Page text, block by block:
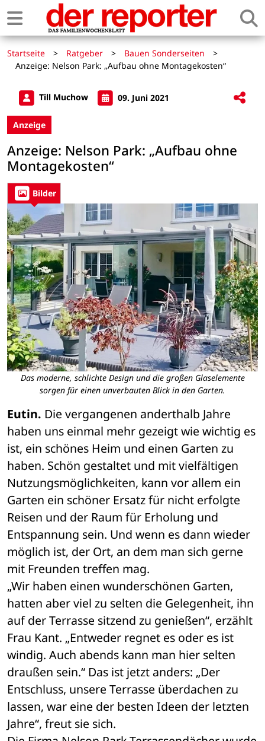
Startseite > Ratgeber > Bauen Sonderseiten
>
Anzeige: Nelson Park: „Aufbau ohne Montagekosten“
Till Muchow 09. Juni 2021
Anzeige
Anzeige: Nelson Park: „Aufbau ohne
Montagekosten“
Bilder
Das moderne, schlichte Design und die großen Glaselemente
sorgen für einen unverbauten Blick in den Garten.
Eutin. Die vergangenen anderthalb Jahre
haben uns einmal mehr gezeigt wie wichtig es
ist, ein schönes Heim und einen Garten zu
haben. Schön gestaltet und mit vielfältigen
Nutzungsmöglichkeiten, kann vor allem ein
Garten ein schöner Ersatz für nicht erfolgte
Reisen und der Raum für Erholung und
Entspannung sein. Und wenn es dann wieder
möglich ist, der Ort, an dem man sich gerne
mit Freunden treffen mag.
„Wir haben einen wunderschönen Garten,
hatten aber viel zu selten die Gelegenheit, ihn
auf der Terrasse sitzend zu genießen“, erzählt
Frau Kant. „Entweder regnet es oder es ist
windig. Auch abends kann man hier selten
draußen sein.“ Das ist jetzt anders: „Der
Entschluss, unsere Terrasse überdachen zu
lassen, war eine der besten Ideen der letzten
Jahre“, freut sie sich.